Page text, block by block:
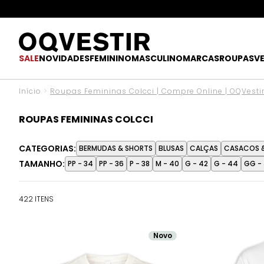
O
SALENOVIDADESFEMININOMASCULINOMARCASROUPAS
Início > Roupas Femininas Colcci | Compre Online | OQVestir
ROUPAS FEMININAS COLCCI
CATEGORIAS: BERMUDAS & SHORTS BLUSAS CALÇAS CASACOS
TAMANHO: PP - 34 PP - 36 P - 38 M - 40 G - 42 G - 44 GG -
422 ITENS
Novo